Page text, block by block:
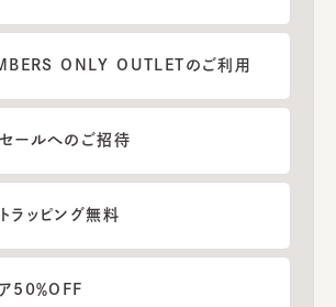
ONLY OUTLETのご利用
ールへのご招待
ラッピング無料
50％OFF